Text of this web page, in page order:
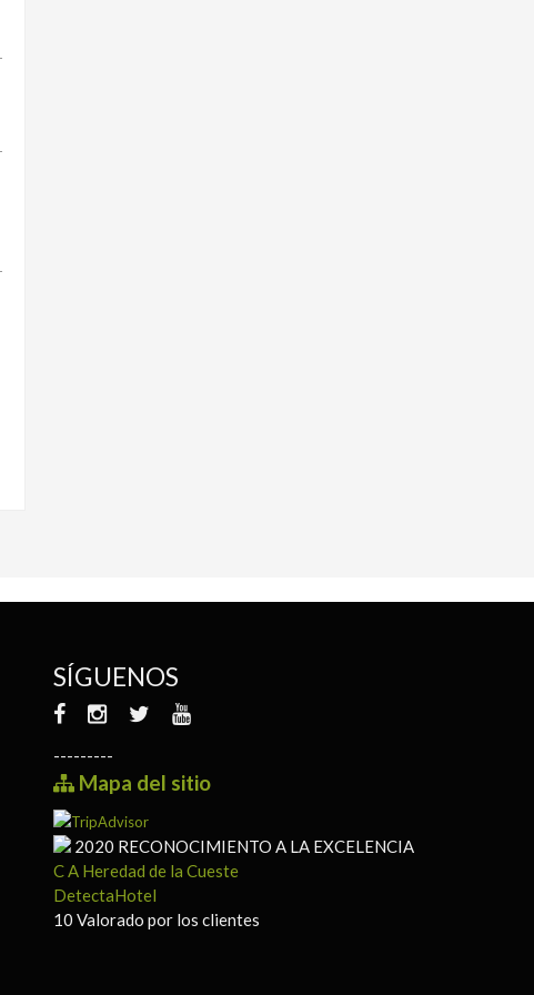
SÍGUENOS
---------
Mapa del sitio
2020 RECONOCIMIENTO A LA EXCELENCIA
C A Heredad de la Cueste
DetectaHotel
10 Valorado por los clientes